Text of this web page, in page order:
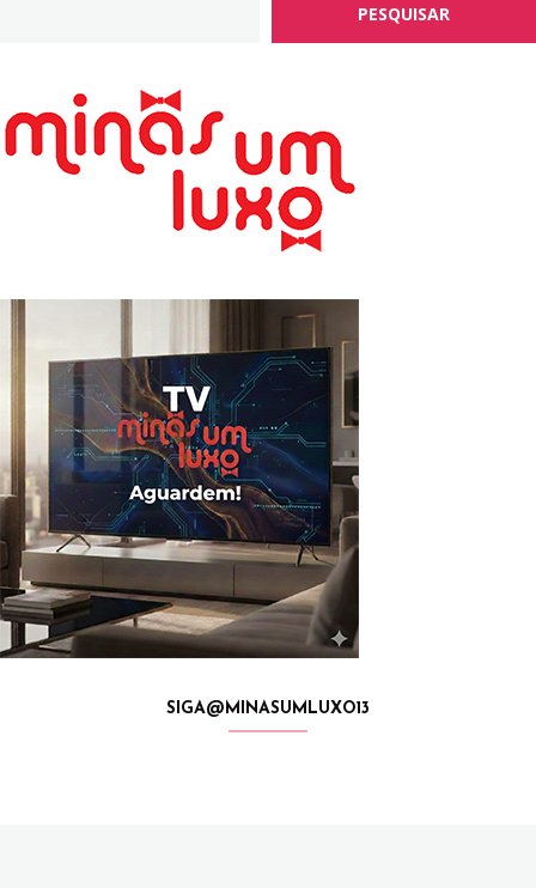
PESQUISAR
SIGA@MINASUMLUXO13